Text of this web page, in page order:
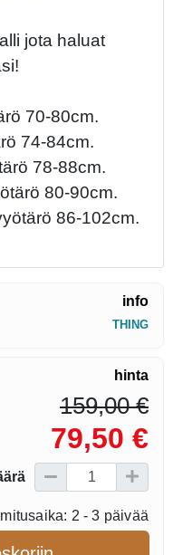
jota haluat
70-80cm.
74-84cm.
78-88cm.
80-90cm.
86-102cm.
info
THING
hinta
159,00 €
79,50 €
2 - 3 päivää